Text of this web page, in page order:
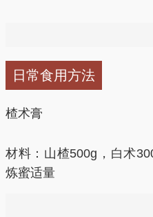
各15g，干姜、官桂、砂
将以上9味中药研成细末，
30g，炒枳实15g，生地
在保温瓶中，用开水冲泡
茶饮用。
日常食用方法
楂术膏
材料：山楂500g，白术
炼蜜适量
做法：用水煎煮前四味，